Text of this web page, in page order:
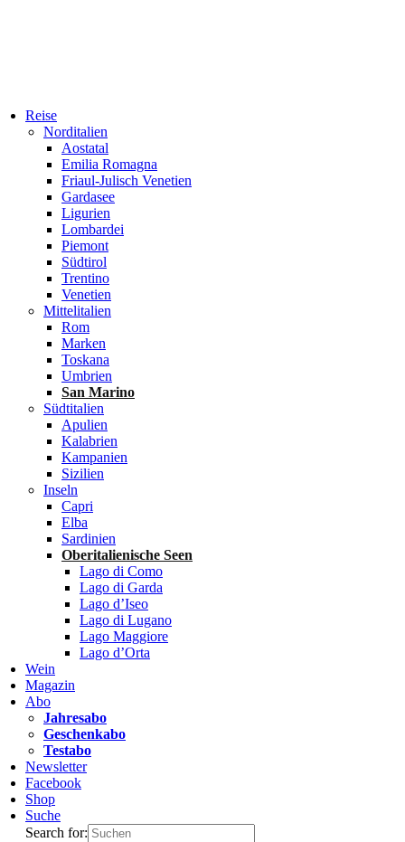
Reise
Norditalien
Aostatal
Emilia Romagna
Friaul-Julisch Venetien
Gardasee
Ligurien
Lombardei
Piemont
Südtirol
Trentino
Venetien
Mittelitalien
Rom
Marken
Toskana
Umbrien
San Marino
Südtitalien
Apulien
Kalabrien
Kampanien
Sizilien
Inseln
Capri
Elba
Sardinien
Oberitalienische Seen
Lago di Como
Lago di Garda
Lago d’Iseo
Lago di Lugano
Lago Maggiore
Lago d’Orta
Wein
Magazin
Abo
Jahresabo
Geschenkabo
Testabo
Newsletter
Facebook
Shop
Suche
Search for: